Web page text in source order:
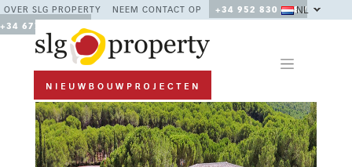
OVER SLG PROPERTY NEEM CONTACT OP
+34 952 830 378 /
+34 677 670 480
NL